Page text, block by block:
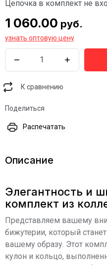
Цепочка в комплект не
1 060.00 руб.
узнать оптовую цену
К сравнению
Поделиться
Распечатать
Описание
Элегантность и
комплект из
Представляем вашему
бижутерии, который
вашему образу. Этот
кулон и кольцо,